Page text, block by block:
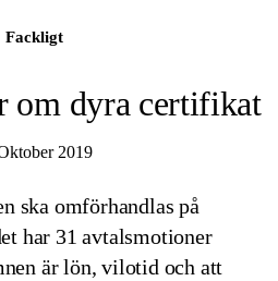
Fackligt
om dyra certifikat
2019
ska omförhandlas på
har 31 avtalsmotioner
är lön, vilotid och att